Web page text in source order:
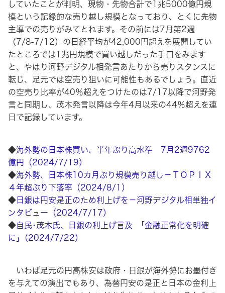
していたことが判明、現物・先物合計で1兆5000億円規
模という記録的な売り越し規模となっており、とくに先物
主導での売りがみてとれます。その前には7月第2週
（7/8-7/12）の日経平均が42,000円超えを展開してい
たところでは1兆円規模で買い越しだった手口をみます
と、やはり河野デジタル相発言あたりから売りスタンスに
転じ、足元では空売り狙いに可能性もあるでしょう。直近
の空売り比率が40％超えをつけたのは7/17以降で河野発
言と同期し、茂木発言以降は今年4月以来の44％超えを連
日で記録しています。
◆海外勢の日本株買い、半年ぶり高水準 7月2週9762
億円（2024/7/19）
◆海外勢、日本株10カ月ぶり規模売り越し－ＴＯＰＩＸ
４年超ぶり下落率（2024/8/1）
◆日銀は円安是正のため利上げを－河野デジタル相単独イ
ンタビュー（2024/7/17）
◆自民･茂木氏、日銀の利上げ言及 ｢金融正常化を明確
に｣（2024/7/22）
いわば足元の円高株安は政府・日銀が海外勢にお墨付き
を与えての演出でもあり、為替円安の是正と日本の金利上